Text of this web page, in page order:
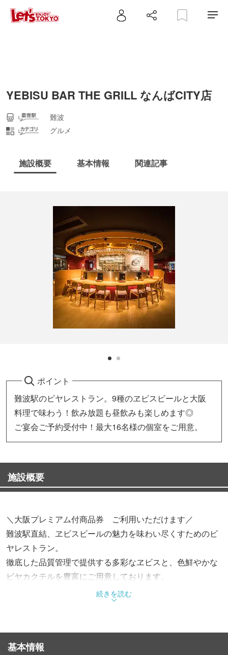
YEBISU BAR THE GRILL なんばCITY店
難波
グルメ
施設概要 基本情報 関連記事
ポイント
難波駅のビヤレストラン。9種のヱビスビールと大阪
料理で味わう！飲み放題も昼飲みも楽しめます◎
ご宴会ご予約受付中！最大16名様の個室をご用意。
施設概要
＼大阪プレミアム付商品券 ご利用いただけます／
難波駅直結、ヱビスビールの魅力を味わい尽くすためのビ
ヤレストラン。
徹底した品質管理で提供する多彩なヱビスと、色鮮やかな
ビヤカクテルを豊富にご用意しております。
ビールとのマリアージュを追求したこだわりのグリル料理
を中心に、肉や魚、大阪をテーマにした当店限定のメニュ
居心地の良さを追求した広々とした店内には、お一人様で
も気軽に立ち寄れる円形カウンターや窓際のテーブル席に
続きを読む
基本情報